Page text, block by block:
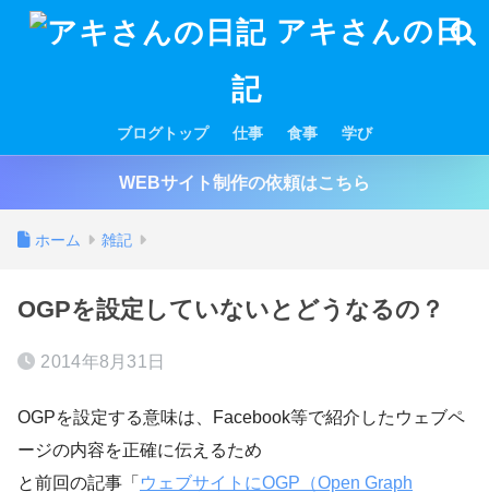
アキさんの日
記
ブログトップ 仕事 食事 学び
WEBサイト制作の依頼はこちら
ホーム 雑記
OGPを設定していないとどうなるの？
2014年8月31日
OGPを設定する意味は、Facebook等で紹介したウェブペ
ージの内容を正確に伝えるため
と前回の記事「 ウェブサイトにOGP（Open Graph